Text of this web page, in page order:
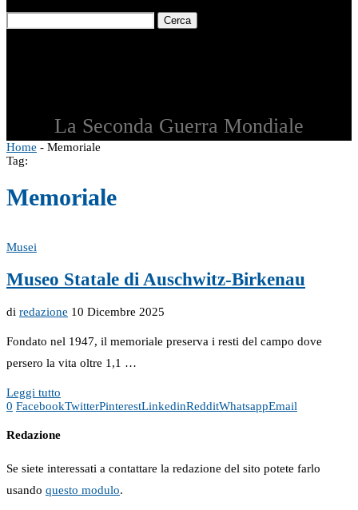
Cerca
La Seconda Guerra Mondiale
Home - Memoriale
Tag:
Memoriale
Musei
Museo Statale di Auschwitz-Birkenau
di redazione 10 Dicembre 2025
Fondato nel 1947, il memoriale preserva i resti del campo dove
persero la vita oltre 1,1 …
Leggi tutto
0 FacebookTwitterPinterestLinkedinRedditWhatsappEmail
Redazione
Se siete interessati a contattare la redazione del sito potete farlo
usando questo modulo.